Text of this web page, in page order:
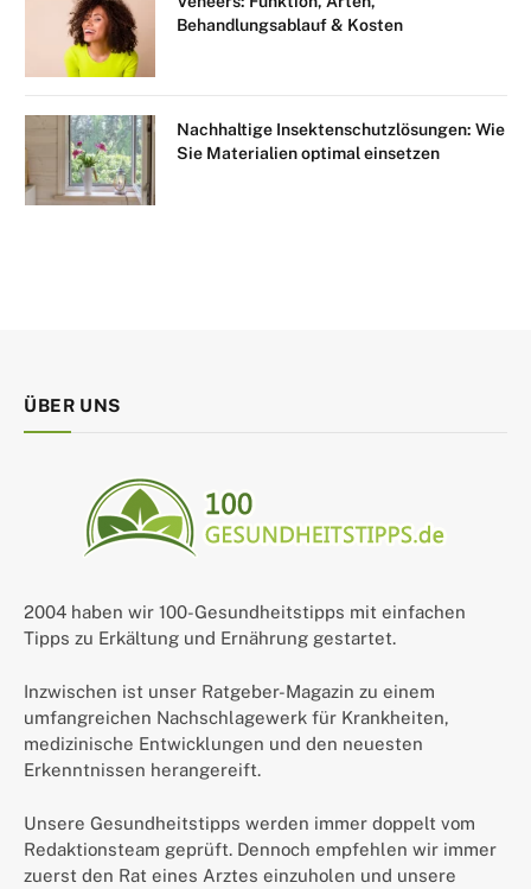
Behandlungsablauf & Kosten
Nachhaltige Insektenschutzlösungen: Wie
Sie Materialien optimal einsetzen
ÜBER UNS
2004 haben wir 100-Gesundheitstipps mit einfachen
Tipps zu Erkältung und Ernährung gestartet.
Inzwischen ist unser Ratgeber-Magazin zu einem
umfangreichen Nachschlagewerk für Krankheiten,
medizinische Entwicklungen und den neuesten
Erkenntnissen herangereift.
Unsere Gesundheitstipps werden immer doppelt vom
Redaktionsteam geprüft. Dennoch empfehlen wir immer
zuerst den Rat eines Arztes einzuholen und unsere